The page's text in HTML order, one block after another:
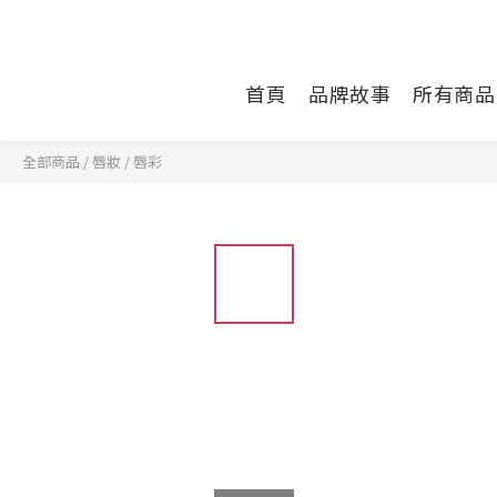
首頁 品牌故事 所有商品
全部商品 /唇妝 /唇彩